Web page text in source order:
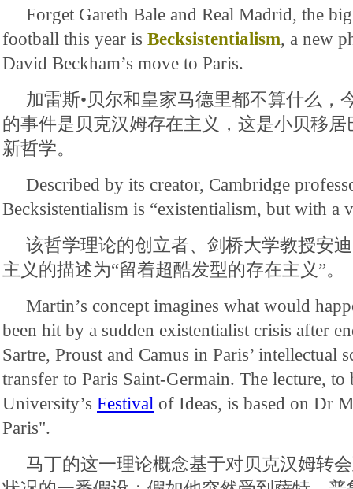
Forget Gareth Bale and Real Madrid, the
football this year is Becksistentialism, a new
David Beckham’s move to Paris.
加雷斯•贝尔和皇家马德里都不算什么，
的事件是贝克汉姆存在主义，这是小贝移
新哲学。
Described by its creator, Cambridge
Becksistentialism is “existentialism, but with a
该哲学理论的创立者、剑桥大学教授安
主义的描述为“留着超酷发型的存在主义”。
Martin’s concept imagines what would
been hit by a sudden existentialist crisis after
Sartre, Proust and Camus in Paris’ intellectual
transfer to Paris Saint-Germain. The lecture, to
University’s Festival of Ideas, is based on Dr
Paris".
马丁的这一理论概念基于对贝克汉姆转